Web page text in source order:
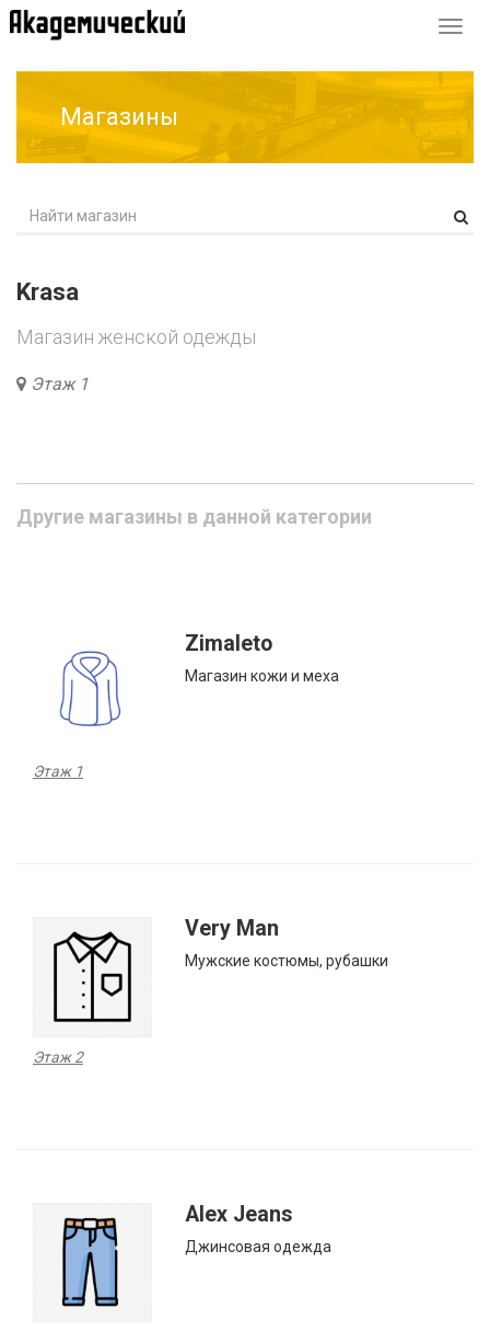
Магазины
Krasa
Магазин женской одежды
Этаж 1
Другие магазины в данной категории
Zimaleto
Магазин кожи и меха
Этаж 1
Very Man
Мужские костюмы, рубашки
Этаж 2
Alex Jeans
Джинсовая одежда